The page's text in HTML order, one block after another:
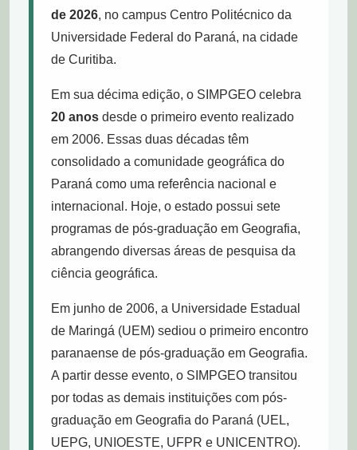
de 2026, no campus Centro Politécnico da
Universidade Federal do Paraná, na cidade
de Curitiba.
Em sua décima edição, o SIMPGEO celebra
20 anos desde o primeiro evento realizado
em 2006. Essas duas décadas têm
consolidado a comunidade geográfica do
Paraná como uma referência nacional e
internacional. Hoje, o estado possui sete
programas de pós-graduação em Geografia,
abrangendo diversas áreas de pesquisa da
ciência geográfica.
Em junho de 2006, a Universidade Estadual
de Maringá (UEM) sediou o primeiro encontro
paranaense de pós-graduação em Geografia.
A partir desse evento, o SIMPGEO transitou
por todas as demais instituições com pós-
graduação em Geografia do Paraná (UEL,
UEPG, UNIOESTE, UFPR e UNICENTRO).